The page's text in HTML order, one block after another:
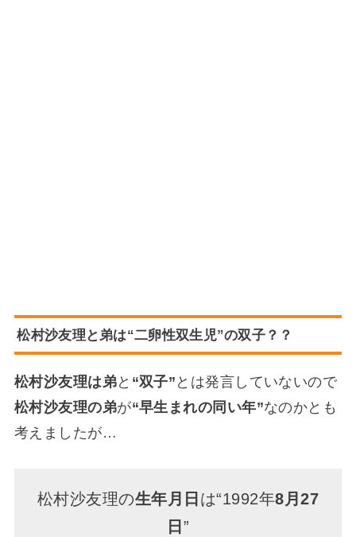
松村沙友理と弟は“二卵性双生児”の双子？？
松村沙友理は弟と “双子” とは発言していないので
松村沙友理の弟が“早生まれの同い年”なのかとも
考えましたが…
松村沙友理の生年月日 は“1992年8月27
日 ”